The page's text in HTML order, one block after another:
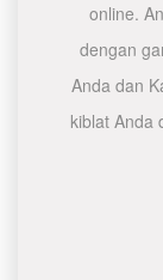
online.
dengan
Anda dan
kiblat Anda